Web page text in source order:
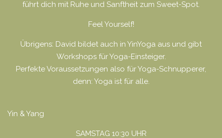
führt dich mit Ruhe und Sanftheit zum Sweet-Spot.
Feel Yourself!
Übrigens: David bildet auch in YinYoga aus und gibt
Workshops für Yoga-Einsteiger.
Perfekte Voraussetzungen also für Yoga-Schnupperer,
denn: Yoga ist für alle.
Yin & Yang
SAMSTAG 10:30 UHR